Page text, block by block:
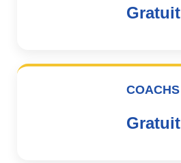
Gratuit
COACHS
Gratuit